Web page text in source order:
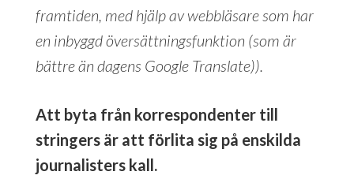
framtiden, med hjälp av webbläsare som har
en inbyggd översättningsfunktion (som är
bättre än dagens Google Translate)).
Att byta från korrespondenter till
stringers är att förlita sig på enskilda
journalisters kall.